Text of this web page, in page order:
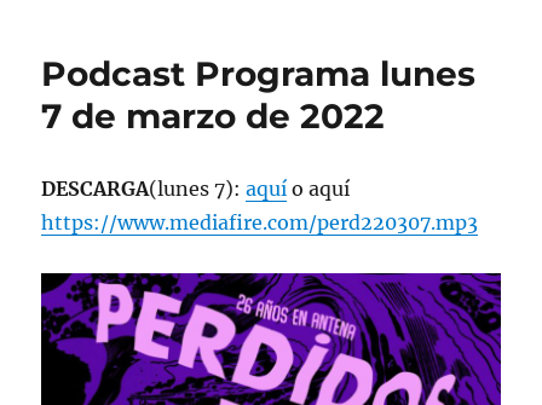
Podcast Programa lunes
7 de marzo de 2022
DESCARGA(lunes 7):aquí o aquí
https://www.mediafire.com/perd220307.mp3